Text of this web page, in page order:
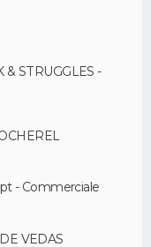
STRUGGLES -
- Commerciale
VEDAS